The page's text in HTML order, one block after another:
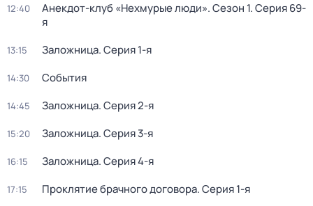
12:40 Анекдот-клуб «Нехмурые люди». Сезон 1. Серия 69-
я
13:15 Заложница. Серия 1-я
14:30 События
14:45 Заложница. Серия 2-я
15:20 Заложница. Серия 3-я
16:15 Заложница. Серия 4-я
17:15 Проклятие брачного договора. Серия 1-я